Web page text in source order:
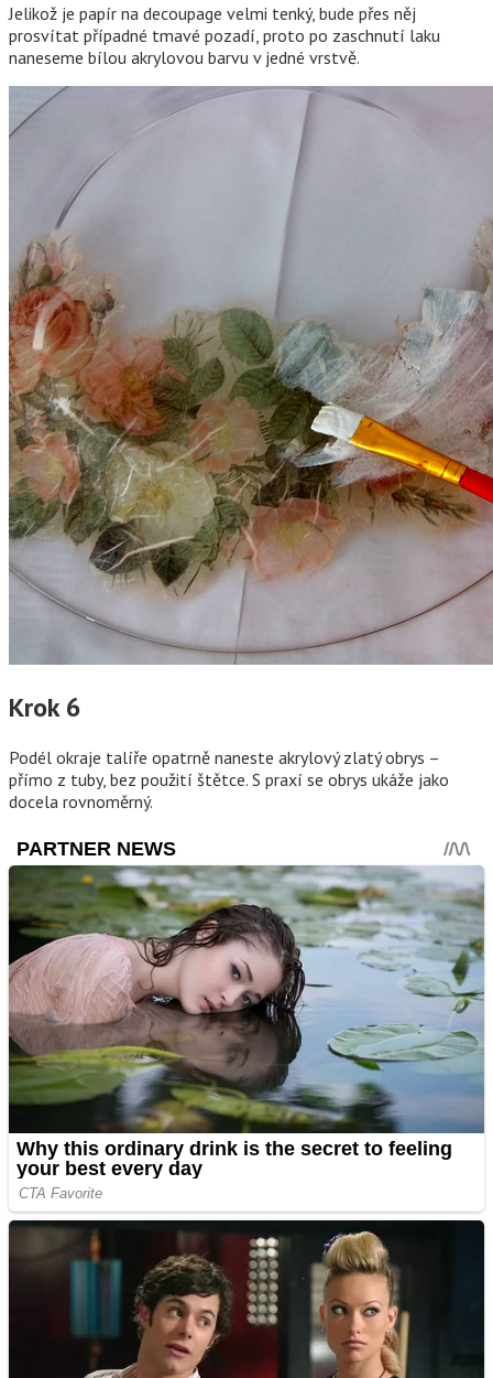
Jelikož je papír na decoupage velmi tenký, bude přes něj
prosvítat případné tmavé pozadí, proto po zaschnutí laku
naneseme bílou akrylovou barvu v jedné vrstvě.
Krok 6
Podél okraje talíře opatrně naneste akrylový zlatý obrys –
přímo z tuby, bez použití štětce. S praxí se obrys ukáže jako
docela rovnoměrný.